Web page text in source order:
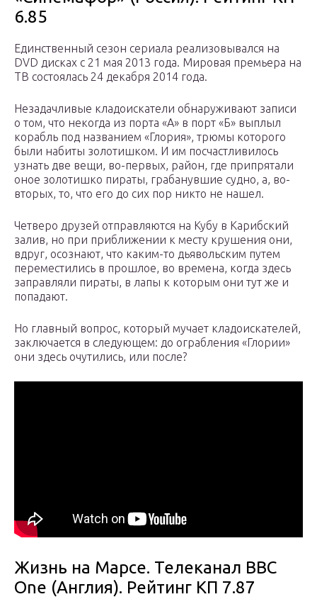
6.85
Единственный сезон сериала реализовывался на
DVD дисках с 21 мая 2013 года. Мировая премьера на
ТВ состоялась 24 декабря 2014 года.
Незадачливые кладоискатели обнаруживают записи
о том, что некогда из порта «А» в порт «Б» выплыл
корабль под названием «Глория», трюмы которого
были набиты золотишком. И им посчастливилось
узнать две вещи, во-первых, район, где припрятали
оное золотишко пираты, грабанувшие судно, а, во-
вторых, то, что его до сих пор никто не нашел.
Четверо друзей отправляются на Кубу в Карибский
залив, но при приближении к месту крушения они,
вдруг, осознают, что каким-то дьявольским путем
переместились в прошлое, во времена, когда здесь
заправляли пираты, в лапы к которым они тут же и
попадают.
Но главный вопрос, который мучает кладоискателей,
заключается в следующем: до ограбления «Глории»
они здесь очутились, или после?
Жизнь на Марсе. Телеканал BBC
One (Англия). Рейтинг КП 7.87